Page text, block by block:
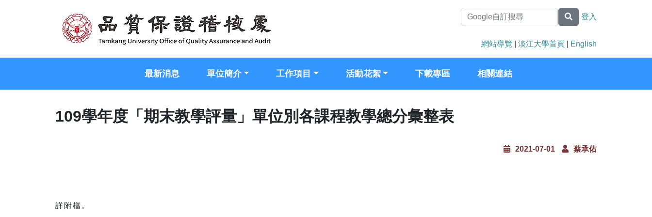
登入
網站導覽 淡江大學首頁 English
最新消息 單位簡介 工作項目 活動花絮 下載專區 相關連結
109學年度「期末教學評量」單位別各課程教學總分彙整表
2021-07-01 蔡承佑
詳附檔。